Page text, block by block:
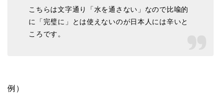
こちらは文字通り「水を通さない」なので比喩的
に「完璧に」とは使えないのが日本人には辛いと
ころです。
例）